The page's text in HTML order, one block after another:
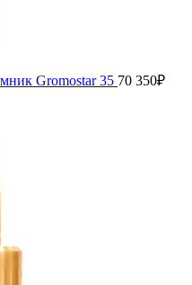
Gromostar 35 70 350₽